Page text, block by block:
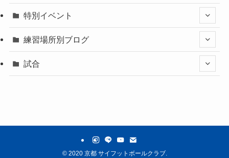
特別イベント
練習場所別ブログ
試合
©2020 京都 サイフットボールクラブ.